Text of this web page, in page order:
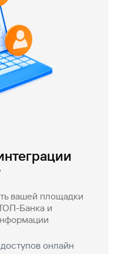
вашей площадки
Банка и
онлайн